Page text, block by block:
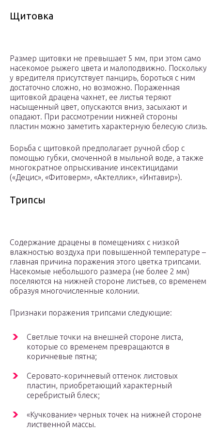
Щитовка
Размер щитовки не превышает 5 мм, при этом само
насекомое рыжего цвета и малоподвижно. Поскольку
у вредителя присутствует панцирь, бороться с ним
достаточно сложно, но возможно. Пораженная
щитовкой драцена чахнет, ее листья теряют
насыщенный цвет, опускаются вниз, засыхают и
опадают. При рассмотрении нижней стороны
пластин можно заметить характерную белесую слизь.
Борьба с щитовкой предполагает ручной сбор с
помощью губки, смоченной в мыльной воде, а также
многократное опрыскивание инсектицидами
(«Децис», «Фитоверм», «Актеллик», «Интавир»).
Трипсы
Содержание драцены в помещениях с низкой
влажностью воздуха при повышенной температуре –
главная причина поражения этого цветка трипсами.
Насекомые небольшого размера (не более 2 мм)
поселяются на нижней стороне листьев, со временем
образуя многочисленные колонии.
Признаки поражения трипсами следующие:
Светлые точки на внешней стороне листа,
которые со временем превращаются в
коричневые пятна;
Серовато-коричневый оттенок листовых
пластин, приобретающий характерный
серебристый блеск;
«Кучкование» черных точек на нижней стороне
лиственной массы.